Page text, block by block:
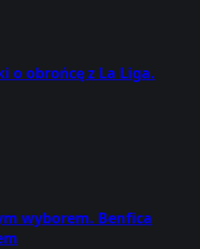
o obrońcę z La Liga.
wyborem. Benfica